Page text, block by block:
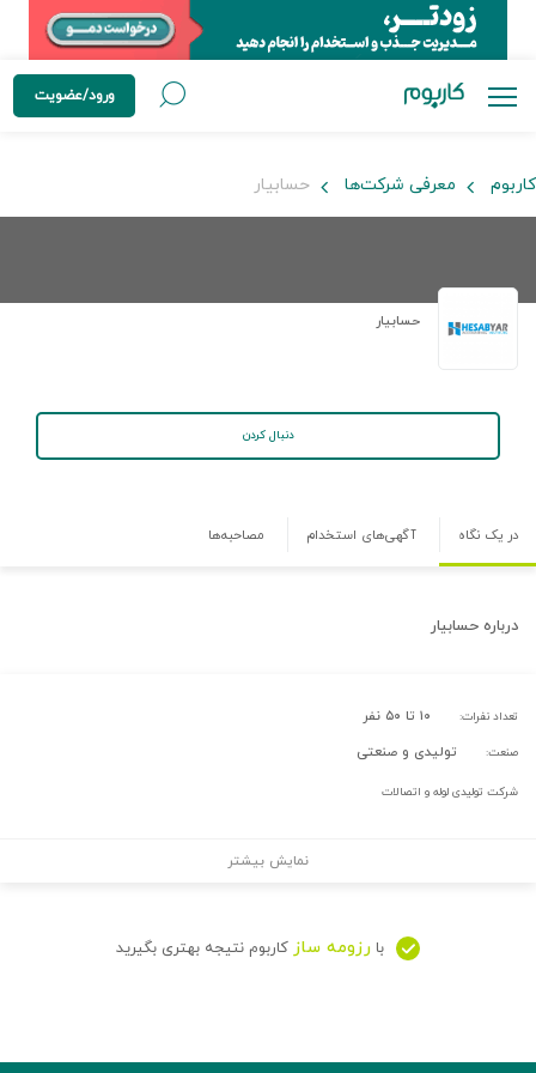
ورود/عضویت
کاربوم معرفی شرکت‌ها حسابیار
حسابیار
دنبال کردن
در یک نگاه آگهی‌های استخدام مصاحبه‌ها
درباره حسابیار
تعداد نفرات: ۱۰ تا ۵۰ نفر
صنعت: تولیدی و صنعتی
شرکت تولیدی لوله و اتصالات
نمایش بیشتر
با رزومه ساز کاربوم نتیجه بهتری بگیرید